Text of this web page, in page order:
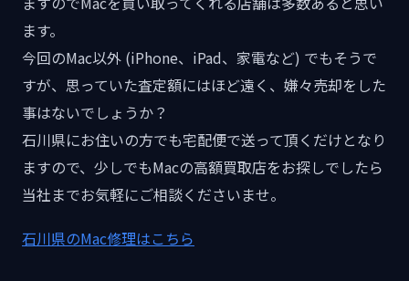
ます。
今回のMac以外 (iPhone、iPad、家電など) でもそうで
すが、思っていた査定額にはほど遠く、嫌々売却をした
事はないでしょうか？
石川県にお住いの方でも宅配便で送って頂くだけとなり
ますので、少しでもMacの高額買取店をお探しでしたら
当社までお気軽にご相談くださいませ。
石川県のMac修理はこちら